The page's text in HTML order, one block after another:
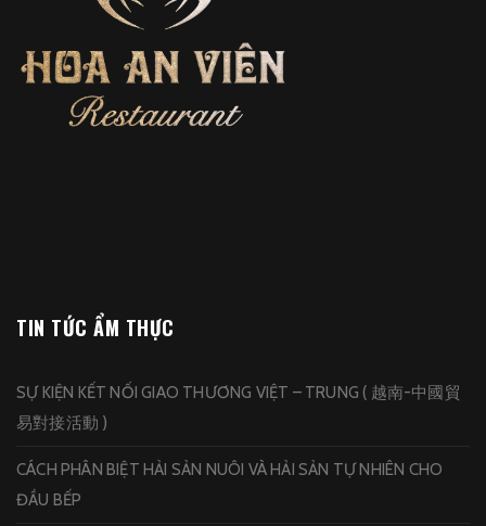
TIN TỨC ẨM THỰC
SỰ KIỆN KẾT NỐI GIAO THƯƠNG VIỆT – TRUNG ( 越南-中國貿
易對接活動 )
CÁCH PHÂN BIỆT HẢI SẢN NUÔI VÀ HẢI SẢN TỰ NHIÊN CHO
ĐẦU BẾP